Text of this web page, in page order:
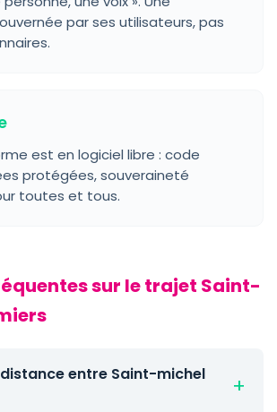
par ses utilisateurs, pas
est en logiciel libre : code
protégées, souveraineté
toutes et tous.
sur le trajet Saint-
entre Saint-michel